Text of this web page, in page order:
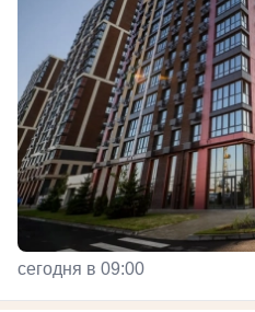
сегодня в 09:00